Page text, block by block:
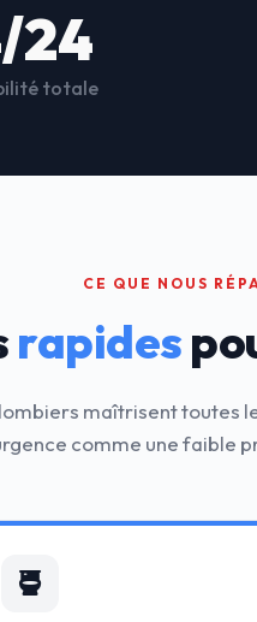
24
totale
CE QUE NOUS
rapides
maîtrisent toutes
comme une faible